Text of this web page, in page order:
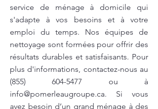
service de ménage à domicile qui
s'adapte à vos besoins et à votre
emploi du temps. Nos équipes de
nettoyage sont formées pour offrir des
résultats durables et satisfaisants. Pour
plus d'informations, contactez-nous au
(855) 604-5477 ou à
info@pomerleaugroupe.ca. Si vous
avez besoin d’un grand ménage à des